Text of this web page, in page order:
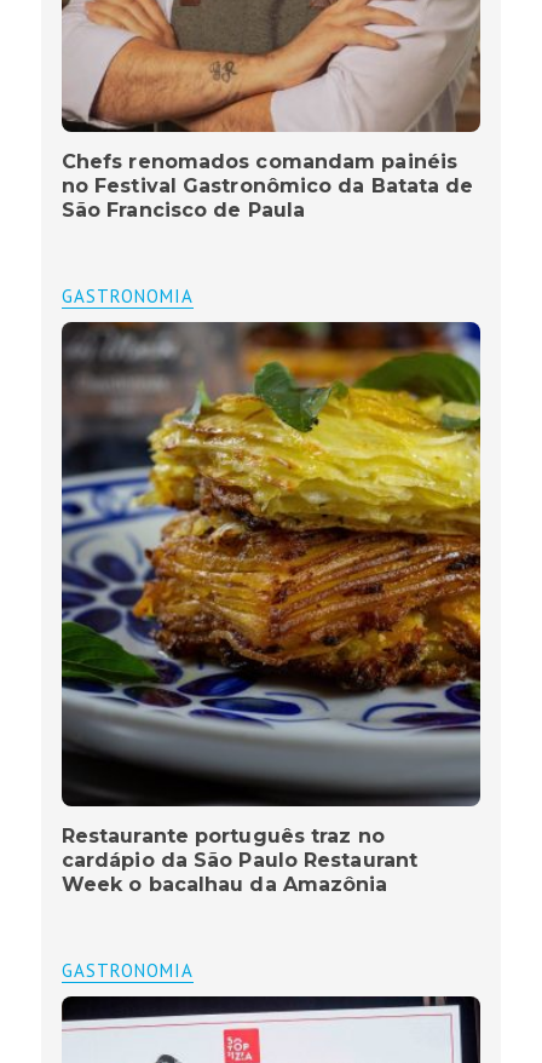
Chefs renomados comandam painéis
no Festival Gastronômico da Batata de
São Francisco de Paula
GASTRONOMIA
Restaurante português traz no
cardápio da São Paulo Restaurant
Week o bacalhau da Amazônia
GASTRONOMIA